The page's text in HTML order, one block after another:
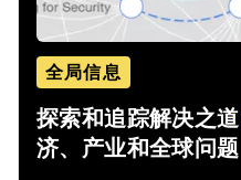
全局信息
探索和追踪解决之道
济、产业和全球问题